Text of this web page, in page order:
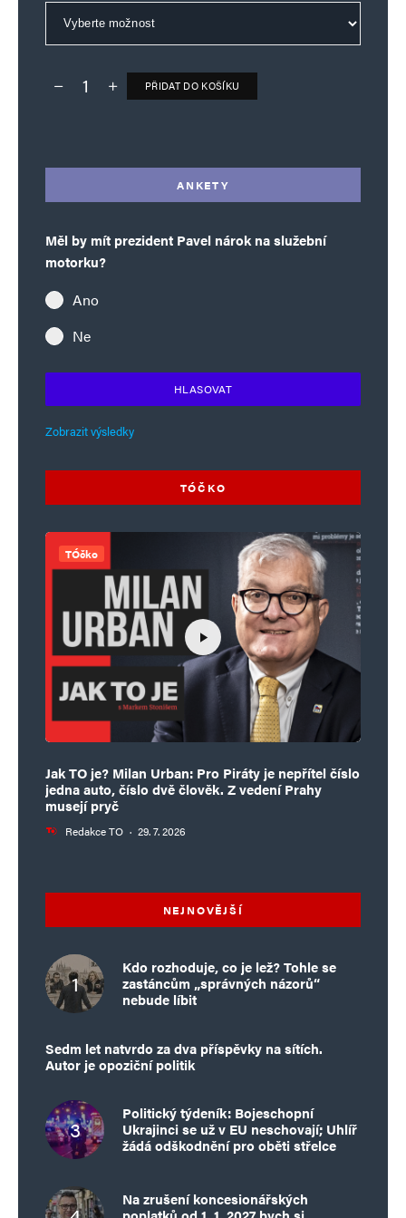
Jméno*
Informujte mě o nových komentářích e-mailem.
Informujte mě o nových příspěvcích e-mailem.
Alternative:
Deník TO – verze bez reklam množství
PŘIDAT DO KOŠÍKU
ANKETY
Měl by mít prezident Pavel nárok na služební
motorku?
Ano
Ne
HLASOVAT
Zobrazit výsledky
TÓČKO
TÓčko
Jak TO je? Milan Urban: Pro Piráty je nepřítel číslo
jedna auto, číslo dvě člověk. Z vedení Prahy
musejí pryč
Redakce TO · 29. 7. 2026
NEJNOVĚJŠÍ
Kdo rozhoduje, co je lež? Tohle se
zastáncům „správných názorů“
nebude líbit
Sedm let natvrdo za dva příspěvky na sítích.
Autor je opoziční politik
Politický týdeník: Bojeschopní
Ukrajinci se už v EU neschovají; Uhlíř
žádá odškodnění pro oběti střelce
Na zrušení koncesionářských